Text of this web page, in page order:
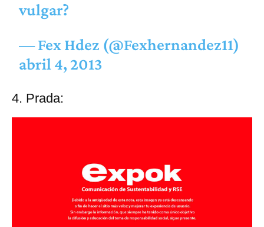
vulgar?
— Fex Hdez (@Fexhernandez11)
abril 4, 2013
4. Prada: